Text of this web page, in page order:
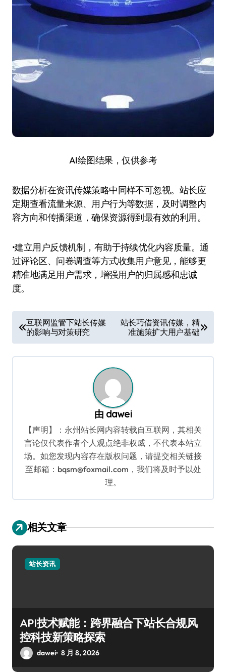
AI绘图结果，仅供参考
数据分析在资讯传媒策略中同样不可忽视。站长应
定期查看流量来源、用户行为等数据，及时调整内
容方向和传播渠道，确保资源得到最有效的利用。
•建立用户反馈机制，有助于持续优化内容质量。通
过评论区、问卷调查等方式收集用户意见，能够更
精准地满足用户需求，增强用户的归属感和忠诚
度。
章
导
互联网监管下站长传媒
的影响与对策研究
站长巧借资讯传媒，精
准施策扩大用户基础
由 dawei
【声明】：永州站长网内容转载自互联网，其相关
言论仅代表作者个人观点绝非权威，不代表本站立
场。如您发现内容存在版权问题，请提交相关链接
至邮箱：bqsm@foxmail.com，我们将及时予以处
理。
相关文章
站长资讯
API技术赋能：跨界融合下站长合规风
控科技新策略探索
dawei 8 月 8, 2026